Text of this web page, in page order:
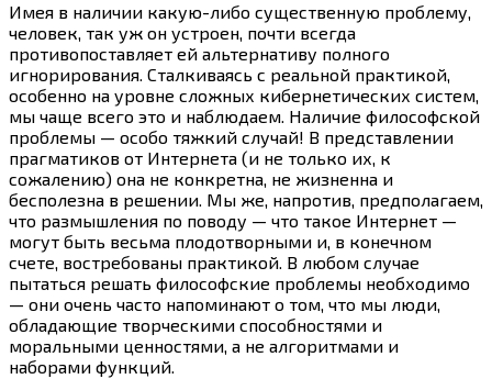
Имея в наличии какую-либо существенную проблему,
человек, так уж он устроен, почти всегда
противопоставляет ей альтернативу полного
игнорирования. Сталкиваясь с реальной практикой,
особенно на уровне сложных кибернетических систем,
мы чаще всего это и наблюдаем. Наличие философской
проблемы — особо тяжкий случай! В представлении
прагматиков от Интернета (и не только их, к
сожалению) она не конкретна, не жизненна и
бесполезна в решении. Мы же, напротив, предполагаем,
что размышления по поводу — что такое Интернет —
могут быть весьма плодотворными и, в конечном
счете, востребованы практикой. В любом случае
пытаться решать философские проблемы необходимо
— они очень часто напоминают о том, что мы люди,
обладающие творческими способностями и
моральными ценностями, а не алгоритмами и
наборами функций.